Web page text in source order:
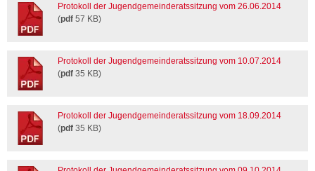
Protokoll der Jugendgemeinderatssitzung vom 26.06.2014
(pdf 57 KB)
Protokoll der Jugendgemeinderatssitzung vom 10.07.2014
(pdf 35 KB)
Protokoll der Jugendgemeinderatssitzung vom 18.09.2014
(pdf 35 KB)